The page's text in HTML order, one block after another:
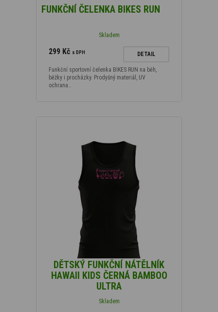
FUNKČNÍ ČELENKA BIKES RUN
Skladem
299 Kč s DPH DETAIL
Funkční sportovní čelenka BIKES RUN na běh,
běžky i procházky. Prodyšný materiál, UV
ochrana…
DĚTSKÝ FUNKČNÍ NÁTĚLNÍK
HAWAII KIDS ČERNÁ BAMBOO
ULTRA
Skladem